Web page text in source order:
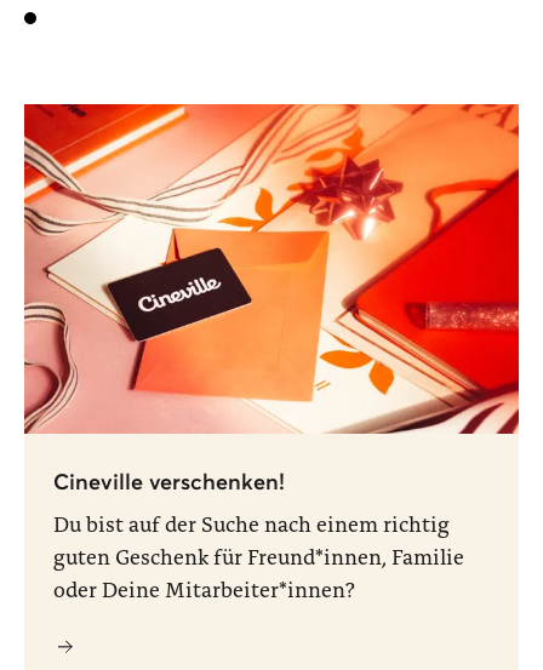
Cineville verschenken!
Du bist auf der Suche nach einem richtig
guten Geschenk für Freund*innen, Familie
oder Deine Mitarbeiter*innen?